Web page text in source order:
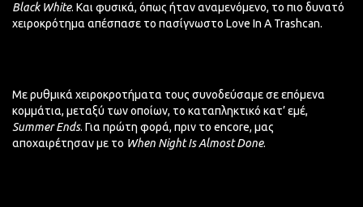
Black White. Και φυσικά, όπως ήταν αναμενόμενο, το πιο δυνατό
χειροκρότημα απέσπασε το πασίγνωστo Love In A Trashcan.
Με ρυθμικά χειροκροτήματα τους συνοδεύσαμε σε επόμενα
κομμάτια, μεταξύ των οποίων, το καταπληκτικό κατ’ εμέ,
Summer Ends. Για πρώτη φορά, πριν το encore, μας
αποχαιρέτησαν με το When Night Is Almost Done.